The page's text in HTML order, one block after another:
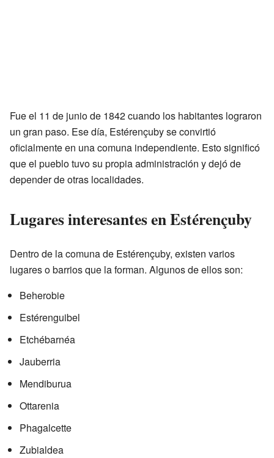
Fue el 11 de junio de 1842 cuando los habitantes lograron
un gran paso. Ese día, Estérençuby se convirtió
oficialmente en una comuna independiente. Esto significó
que el pueblo tuvo su propia administración y dejó de
depender de otras localidades.
Lugares interesantes en Estérençuby
Dentro de la comuna de Estérençuby, existen varios
lugares o barrios que la forman. Algunos de ellos son:
Beherobie
Estérenguibel
Etchébarnéa
Jauberria
Mendiburua
Ottarenia
Phagalcette
Zubialdea